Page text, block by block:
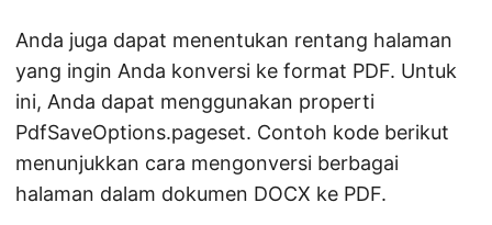
Anda juga dapat menentukan rentang halaman
yang ingin Anda konversi ke format PDF. Untuk
ini, Anda dapat menggunakan properti
PdfSaveOptions.pageset. Contoh kode berikut
menunjukkan cara mengonversi berbagai
halaman dalam dokumen DOCX ke PDF.